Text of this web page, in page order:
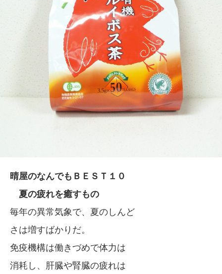
晴屋のなんでもＢＥＳＴ１０
夏の疲れを癒すもの
毎年の異常気象で、夏のしんど
さは増すばかりだ。
免疫機構は働きづめで体力は
消耗し、肝臓や腎臓の疲れは